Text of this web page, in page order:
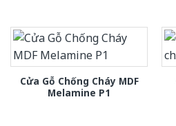
Cửa Gỗ Chống Cháy MDF
Melamine P1